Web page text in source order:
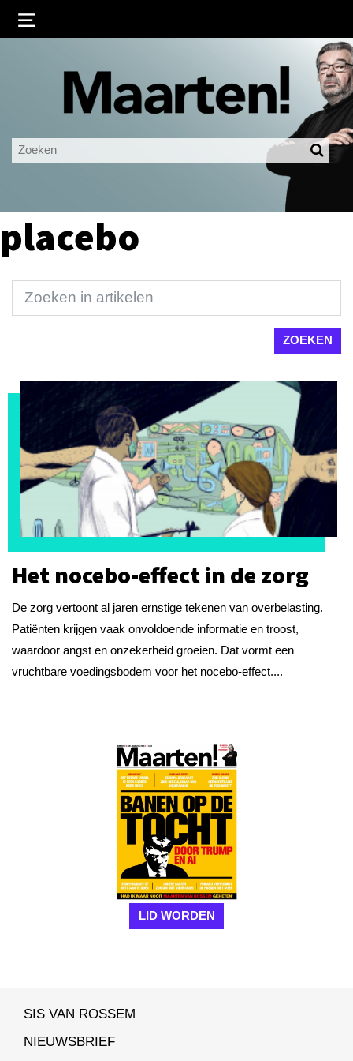
Ingelogd blijven
LOGIN
placebo
Het nocebo-effect in de zorg
De zorg vertoont al jaren ernstige tekenen van overbelasting.
Patiënten krijgen vaak onvoldoende informatie en troost,
waardoor angst en onzekerheid groeien. Dat vormt een
vruchtbare voedingsbodem voor het nocebo-effect....
LID WORDEN
SIS VAN ROSSEM
NIEUWSBRIEF